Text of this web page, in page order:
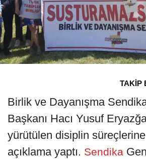
TAKİP
Birlik ve Dayanışma
Başkanı Hacı Yusuf
yürütülen disiplin
açıklama yaptı. Sendika